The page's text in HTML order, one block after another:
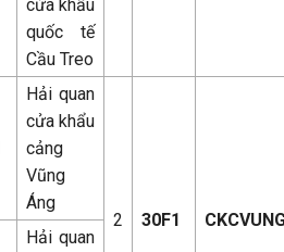
cửa khẩu
quốc tế
Cầu Treo
Hải quan
cửa khẩu
cảng
Vũng
Áng
2
30F1
Hải quan